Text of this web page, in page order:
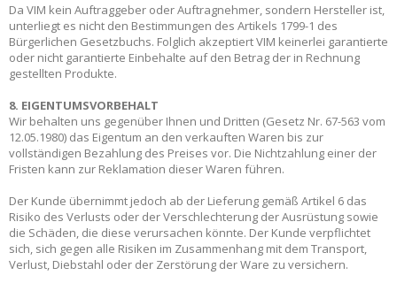
Da VIM kein Auftraggeber oder Auftragnehmer, sondern Hersteller ist,
unterliegt es nicht den Bestimmungen des Artikels 1799-1 des
Bürgerlichen Gesetzbuchs. Folglich akzeptiert VIM keinerlei garantierte
oder nicht garantierte Einbehalte auf den Betrag der in Rechnung
gestellten Produkte.
8. EIGENTUMSVORBEHALT
Wir behalten uns gegenüber Ihnen und Dritten (Gesetz Nr. 67-563 vom
12.05.1980) das Eigentum an den verkauften Waren bis zur
vollständigen Bezahlung des Preises vor. Die Nichtzahlung einer der
Fristen kann zur Reklamation dieser Waren führen.
Der Kunde übernimmt jedoch ab der Lieferung gemäß Artikel 6 das
Risiko des Verlusts oder der Verschlechterung der Ausrüstung sowie
die Schäden, die diese verursachen könnte. Der Kunde verpflichtet
sich, sich gegen alle Risiken im Zusammenhang mit dem Transport,
Verlust, Diebstahl oder der Zerstörung der Ware zu versichern.